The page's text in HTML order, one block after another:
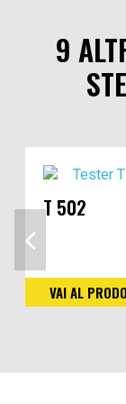
9
T 502
VAI AL